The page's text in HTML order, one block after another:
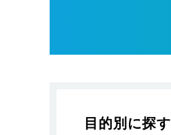
目的別に探す